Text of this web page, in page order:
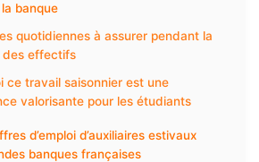
banque
quotidiennes à assurer pendant la
des effectifs
ce travail saisonnier est une
valorisante pour les étudiants
d’emploi d’auxiliaires estivaux
banques françaises